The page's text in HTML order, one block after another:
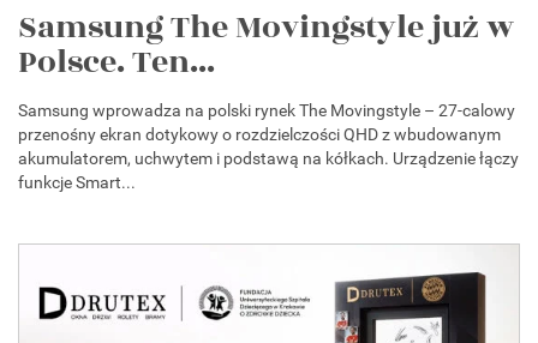
Samsung The Movingstyle już w
Polsce. Ten...
Samsung wprowadza na polski rynek The Movingstyle – 27-calowy
przenośny ekran dotykowy o rozdzielczości QHD z wbudowanym
akumulatorem, uchwytem i podstawą na kółkach. Urządzenie łączy
funkcje Smart...